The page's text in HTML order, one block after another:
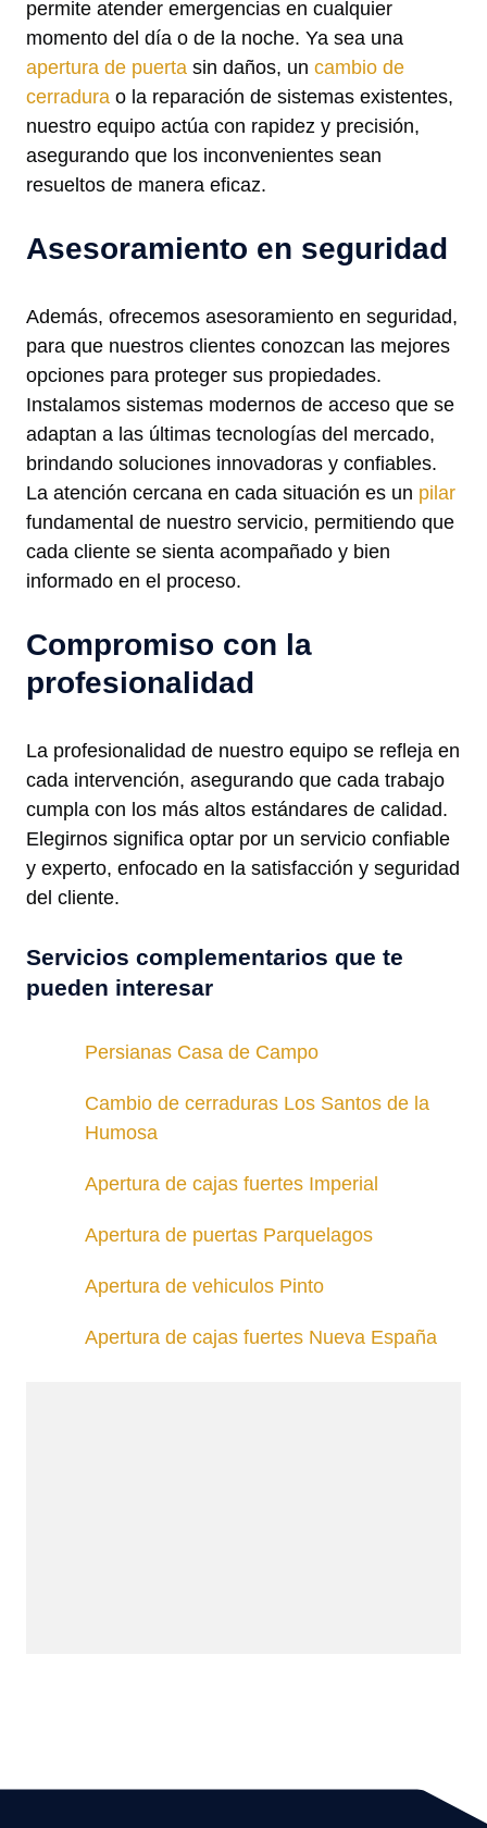
permite atender emergencias en cualquier
momento del día o de la noche. Ya sea una
apertura de puerta sin daños, un cambio de
cerradura o la reparación de sistemas existentes,
nuestro equipo actúa con rapidez y precisión,
asegurando que los inconvenientes sean
resueltos de manera eficaz.
Asesoramiento en seguridad
Además, ofrecemos asesoramiento en seguridad,
para que nuestros clientes conozcan las mejores
opciones para proteger sus propiedades.
Instalamos sistemas modernos de acceso que se
adaptan a las últimas tecnologías del mercado,
brindando soluciones innovadoras y confiables.
La atención cercana en cada situación es un pilar
fundamental de nuestro servicio, permitiendo que
cada cliente se sienta acompañado y bien
informado en el proceso.
Compromiso con la
profesionalidad
La profesionalidad de nuestro equipo se refleja en
cada intervención, asegurando que cada trabajo
cumpla con los más altos estándares de calidad.
Elegirnos significa optar por un servicio confiable
y experto, enfocado en la satisfacción y seguridad
del cliente.
Servicios complementarios que te
pueden interesar
Persianas Casa de Campo
Cambio de cerraduras Los Santos de la
Humosa
Apertura de cajas fuertes Imperial
Apertura de puertas Parquelagos
Apertura de vehiculos Pinto
Apertura de cajas fuertes Nueva España